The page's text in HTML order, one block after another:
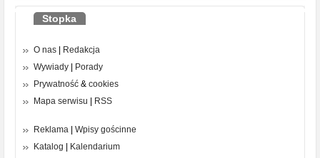
Stopka
O nas
Redakcja
Wywiady
Porady
Prywatność & cookies
Mapa serwisu
RSS
Reklama
Wpisy gościnne
Katalog
Kalendarium